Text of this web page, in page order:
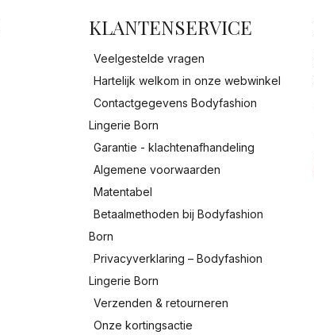
KLANTENSERVICE
Veelgestelde vragen
Hartelijk welkom in onze webwinkel
Contactgegevens Bodyfashion
Lingerie Born
Garantie - klachtenafhandeling
Algemene voorwaarden
Matentabel
Betaalmethoden bij Bodyfashion
Born
Privacyverklaring – Bodyfashion
Lingerie Born
Verzenden & retourneren
Onze kortingsactie